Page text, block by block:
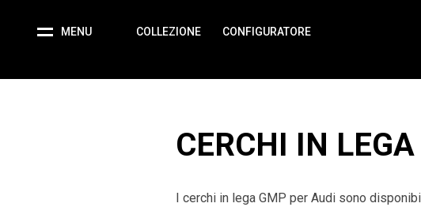
MENU COLLEZIONE CONFIGURATORE
CERCHI IN
I cerchi in lega GMP per Audi sono